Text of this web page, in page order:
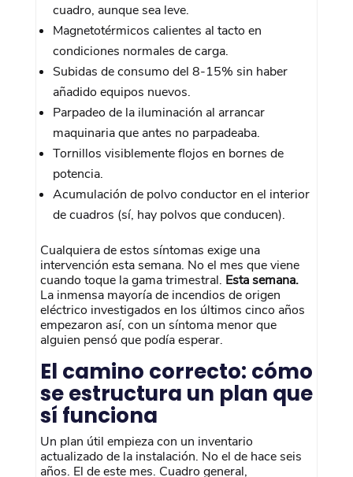
cuadro, aunque sea leve.
Magnetotérmicos calientes al tacto en
condiciones normales de carga.
Subidas de consumo del 8-15% sin haber
añadido equipos nuevos.
Parpadeo de la iluminación al arrancar
maquinaria que antes no parpadeaba.
Tornillos visiblemente flojos en bornes de
potencia.
Acumulación de polvo conductor en el interior
de cuadros (sí, hay polvos que conducen).
Cualquiera de estos síntomas exige una
intervención esta semana. No el mes que viene
cuando toque la gama trimestral. Esta semana.
La inmensa mayoría de incendios de origen
eléctrico investigados en los últimos cinco años
empezaron así, con un síntoma menor que
alguien pensó que podía esperar.
El camino correcto: cómo
se estructura un plan que
sí funciona
Un plan útil empieza con un inventario
actualizado de la instalación. No el de hace seis
años. El de este mes. Cuadro general,